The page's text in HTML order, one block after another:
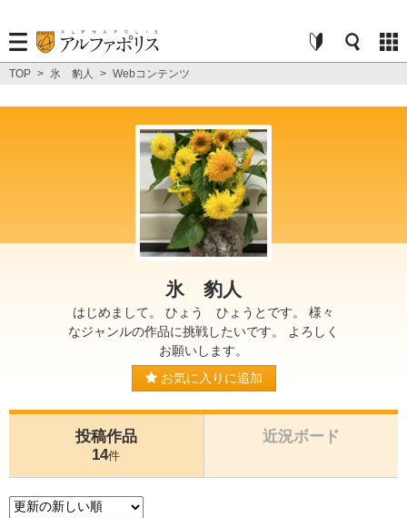
TOP > 氷 豹人 > Webコンテンツ
氷 豹人
はじめまして。 ひょう ひょうとです。 様々
なジャンルの作品に挑戦したいです。 よろしく
お願いします。
お気に入りに追加
投稿作品
14件
近況ボード